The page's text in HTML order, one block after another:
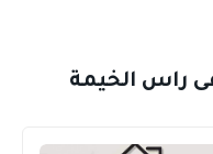
راس الخيمة